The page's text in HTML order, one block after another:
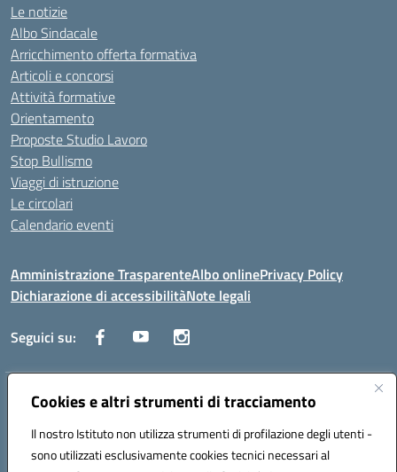
Cookies e altri strumenti di tracciamento
Il nostro Istituto non utilizza strumenti di profilazione degli utenti -
sono utilizzati esclusivamente cookies tecnici necessari al
Le notizie
Albo Sindacale
Arricchimento offerta formativa
Articoli e concorsi
Attività formative
Orientamento
Proposte Studio Lavoro
Stop Bullismo
Viaggi di istruzione
Le circolari
Calendario eventi
Amministrazione TrasparenteAlbo onlinePrivacy Policy
Dichiarazione di accessibilitàNote legali
Seguici su:
Indirizzo:Corso Fornari, 1 - 70056 Molfetta
Posta elettronica certificata (PEC):BARH04000D@pec.istruzione.it